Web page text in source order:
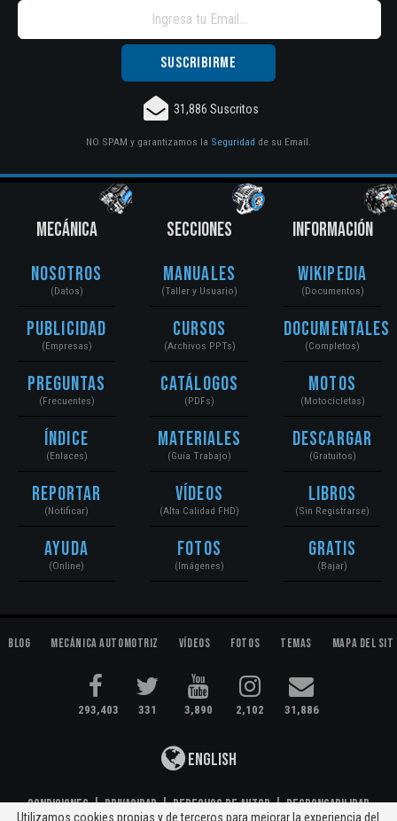
31,886 Suscritos
NO SPAM y garantizamos la Seguridad de su Email.
MECÁNICA
Nosotros
(Datos)
Publicidad
(Empresas)
Preguntas
(Frecuentes)
Índice
(Enlaces)
Reportar
(Notificar)
Ayuda
(Online)
SECCIONES
Manuales
(Taller y Usuario)
Cursos
(Archivos PPTs)
Catálogos
(PDFs)
Materiales
(Guía Trabajo)
Vídeos
(Alta Calidad FHD)
Fotos
(Imágenes)
INFORMACIÓN
Wikipedia
(Documentos)
Documentales
(Completos)
Motos
(Motocicletas)
Descargar
(Gratuitos)
Libros
(Sin Registrarse)
Gratis
(Bajar)
Blog Mecánica Automotriz Vídeos Fotos Temas Mapa del
293,403 331 3,890 2,102 31,886
English
Condiciones|Privacidad|Derechos de Autor|Responsabilidad
Utilizamos cookies propias y de terceros para mejorar la experiencia del